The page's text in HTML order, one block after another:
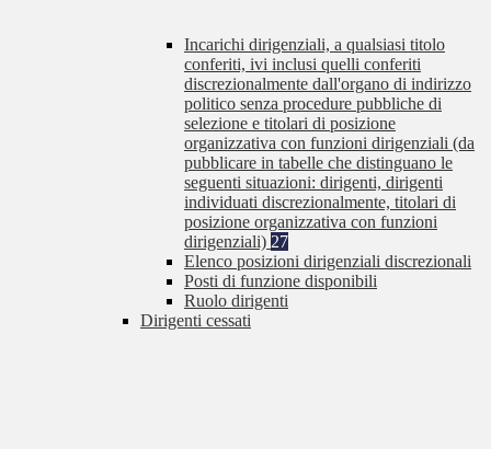
Incarichi dirigenziali, a qualsiasi titolo
conferiti, ivi inclusi quelli conferiti
discrezionalmente dall'organo di indirizzo
politico senza procedure pubbliche di
selezione e titolari di posizione
organizzativa con funzioni dirigenziali (da
pubblicare in tabelle che distinguano le
seguenti situazioni: dirigenti, dirigenti
individuati discrezionalmente, titolari di
posizione organizzativa con funzioni
dirigenziali) 27
Elenco posizioni dirigenziali discrezionali
Posti di funzione disponibili
Ruolo dirigenti
Dirigenti cessati